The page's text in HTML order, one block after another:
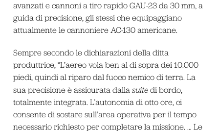
avanzati e cannoni a tiro rapido GAU-23 da 30 mm, a
guida di precisione, gli stessi che equipaggiano
attualmente le cannoniere AC-130 americane.
Sempre secondo le dichiarazioni della ditta
produttrice, “L’aereo vola ben al di sopra dei 10.000
piedi, quindi al riparo dal fuoco nemico di terra. La
sua precisione è assicurata dalla suitedi bordo,
totalmente integrata. L’autonomia di otto ore, ci
consente di sostare sull’area operativa per il tempo
necessario richiesto per completare la missione. … Le